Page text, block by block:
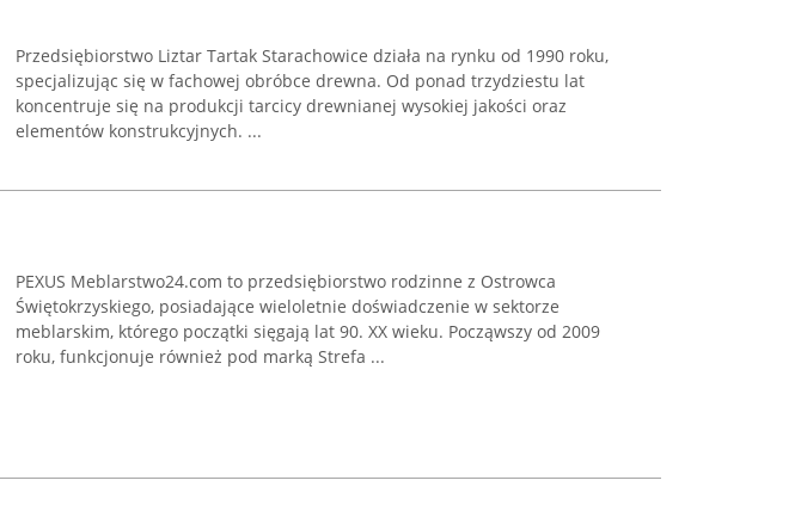
Przedsiębiorstwo Liztar Tartak Starachowice działa na rynku od 1990 roku,
specjalizując się w fachowej obróbce drewna. Od ponad trzydziestu lat
koncentruje się na produkcji tarcicy drewnianej wysokiej jakości oraz
elementów konstrukcyjnych. ...
PEXUS Meblarstwo24.com to przedsiębiorstwo rodzinne z Ostrowca
Świętokrzyskiego, posiadające wieloletnie doświadczenie w sektorze
meblarskim, którego początki sięgają lat 90. XX wieku. Począwszy od 2009
roku, funkcjonuje również pod marką Strefa ...